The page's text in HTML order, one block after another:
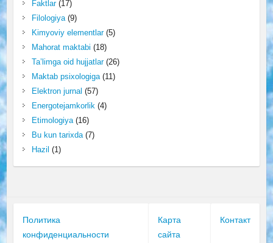
Faktlar(17)
Filologiya(9)
Kimyoviy elementlar(5)
Mahorat maktabi (18)
Ta’limga oid hujjatlar(26)
Maktab psixologiga(11)
Elektron jurnal (57)
Energotejamkorlik(4)
Etimologiya(16)
Bu kun tarixda(7)
Hazil (1)
Политика
конфиденциальности
Карта
сайта
Контакт